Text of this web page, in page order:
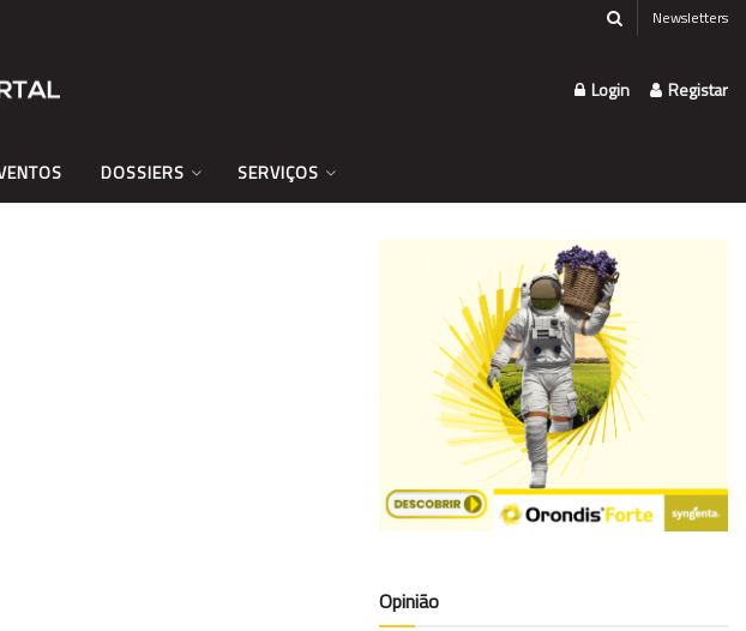
Newsletters
Login Registar
DOSSIERS SERVIÇOS
Opinião